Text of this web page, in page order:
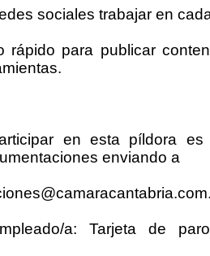
sociales trabajar en
rápido para publicar
en esta píldora
enviando a
a: Tarjeta de